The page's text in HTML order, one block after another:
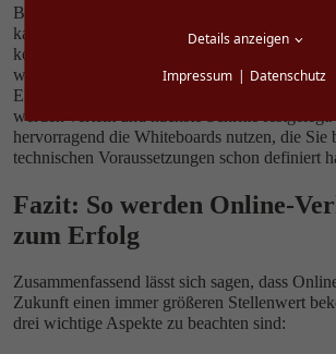
Beginn stellt man sich gegenseitig vor, führt
kann noch einmal kurz auf die
kommen, bevor es an die eigentliche
werden Standpunkte ausgetauscht,
Ende kommt es bestenfalls zu einer Einigung –
werden verteilt und nächste Schritte festgelegt.
hervorragend die Whiteboards nutzen, die Sie
technischen Voraussetzungen schon definiert
Fazit: So werden Online-
zum Erfolg
Zusammenfassend lässt sich sagen, dass
Zukunft einen immer größeren Stellenwert
drei wichtige Aspekte zu beachten sind:
Details anzeigen
Impressum
Datenschutz